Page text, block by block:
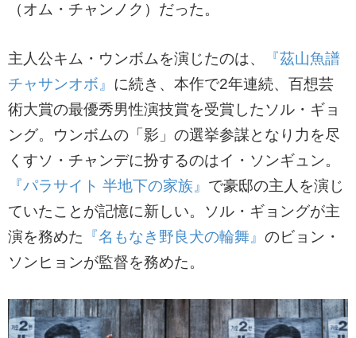
（オム・チャンノク）だった。
主人公キム・ウンボムを演じたのは、
『茲山魚譜
チャサンオボ』 に続き、本作で2年連続、百想芸
術大賞の最優秀男性演技賞を受賞したソル・ギョ
ング。ウンボムの「影」の選挙参謀となり力を尽
くすソ・チャンデに扮するのはイ・ソンギュン。
『パラサイト 半地下の家族』 で豪邸の主人を演じ
ていたことが記憶に新しい。ソル・ギョングが主
演を務めた 『名もなき野良犬の輪舞』 のビョン・
ソンヒョンが監督を務めた。